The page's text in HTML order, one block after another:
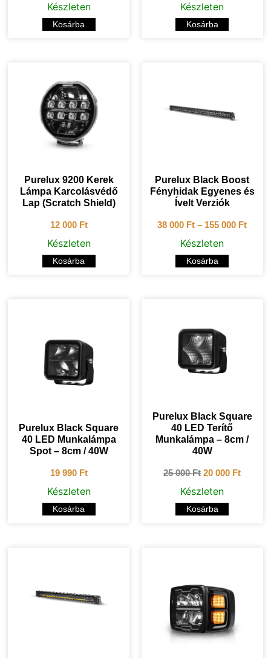
Készleten
Kosárba
Készleten
Kosárba
Purelux 9200 Kerek
Lámpa Karcolásvédő
Lap (Scratch Shield)
12 000 Ft
Készleten
Kosárba
Purelux Black Boost
Fényhidak Egyenes és
Ívelt Verziók
38 000 Ft – 155 000 Ft
Készleten
Kosárba
Purelux Black Square
40 LED Munkalámpa
Spot – 8cm / 40W
19 990 Ft
Készleten
Kosárba
Purelux Black Square
40 LED Terítő
Munkalámpa – 8cm /
40W
25 000Ft 20 000 Ft
Készleten
Kosárba